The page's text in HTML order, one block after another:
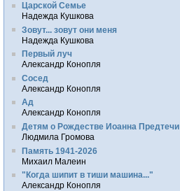
Царской Семье
Надежда Кушкова
Зовут... зовут они меня
Надежда Кушкова
Первый луч
Александр Конопля
Сосед
Александр Конопля
Ад
Александр Конопля
Детям о Рождестве Иоанна Предтечи
Людмила Громова
Память 1941-2026
Михаил Малеин
"Когда шипит в тиши машина..."
Александр Конопля